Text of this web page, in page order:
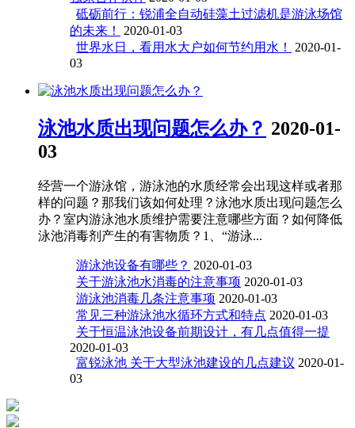
砥砺前行：锐浦全自动硅藻土过滤机是游泳场馆
的未来！
2020-01-03
世界水日，看用水大户如何节约用水！
2020-01-
03
泳池水质出现问题怎么办？ 2020-01-
03
经营一个游泳馆，游泳池的水质经常会出现这样或者那
样的问题？那我们该如何处理？泳池水质出现问题怎么
办？室内游泳池水质维护需要注意哪些方面？如何降低
泳池消毒剂产生的有害物质？1、“游泳...
游泳池设备有哪些？ 2020-01-03
关于游泳池水消毒的注意事项 2020-01-03
游泳池消毒几条注意事项 2020-01-03
常见三种游泳池水循环方式和特点 2020-01-03
关于恒温泳池设备前期设计，有几点值得一提
2020-01-03
富锐泳池 关于大型泳池建设的几点建议 2020-01-
03